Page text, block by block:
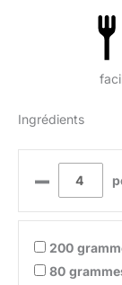
Ingrédients
–
200
80